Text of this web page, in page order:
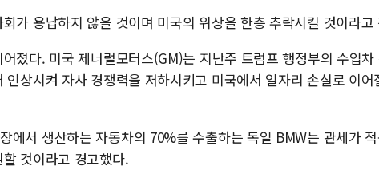
가 용납하지 않을 것이며 미국의 위상을 한층 추락시킬 것이라고
졌다. 미국 제너럴모터스(GM)는 지난주 트럼프 행정부의 수입차
인상시켜 자사 경쟁력을 저하시키고 미국에서 일자리 손실로 이어
에서 생산하는 자동차의 70%를 수출하는 독일 BMW는 관세가
것이라고 경고했다.